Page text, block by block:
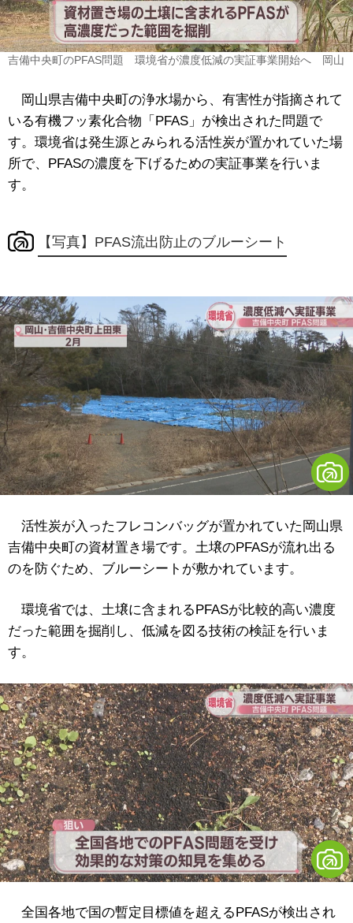
吉備中央町のPFAS問題 環境省が濃度低減の実証事業開始へ 岡山
岡山県吉備中央町の浄水場から、有害性が指摘されて
いる有機フッ素化合物「PFAS」が検出された問題で
す。環境省は発生源とみられる活性炭が置かれていた場
所で、PFASの濃度を下げるための実証事業を行いま
す。
【写真】PFAS流出防止のブルーシート
活性炭が入ったフレコンバッグが置かれていた岡山県
吉備中央町の資材置き場です。土壌のPFASが流れ出る
のを防ぐため、ブルーシートが敷かれています。
環境省では、土壌に含まれるPFASが比較的高い濃度
だった範囲を掘削し、低減を図る技術の検証を行いま
す。
全国各地で国の暫定目標値を超えるPFASが検出され